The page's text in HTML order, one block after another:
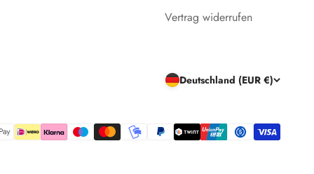
Vertrag widerrufen
Deutschland (EUR €)